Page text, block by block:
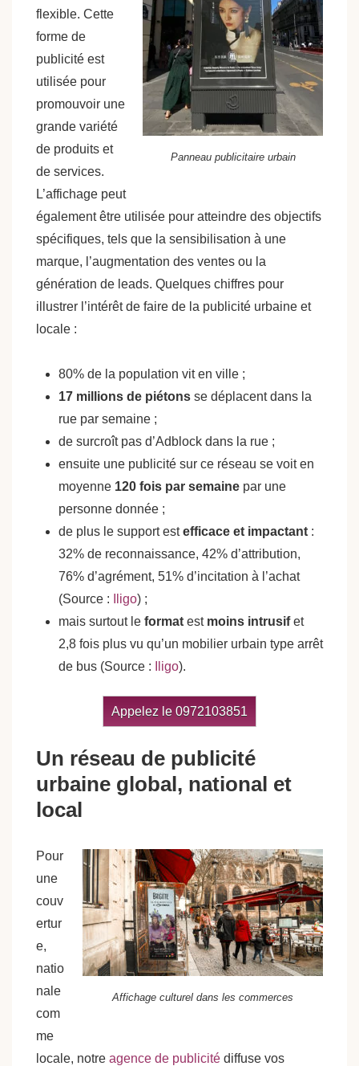
Panneau publicitaire urbain
flexible. Cette
forme de
publicité est
utilisée pour
promouvoir une
grande variété
de produits et
de services.
L’affichage peut
également être utilisée pour atteindre des objectifs
spécifiques, tels que la sensibilisation à une
marque, l’augmentation des ventes ou la
génération de leads. Quelques chiffres pour
illustrer l’intérêt de faire de la publicité urbaine et
locale :
80% de la population vit en ville ;
17 millions de piétons se déplacent dans la
rue par semaine ;
de surcroît pas d’Adblock dans la rue ;
ensuite une publicité sur ce réseau se voit en
moyenne 120 fois par semaine par une
personne donnée ;
de plus le support estefficace et impactant :
32% de reconnaissance, 42% d’attribution,
76% d’agrément, 51% d’incitation à l’achat
(Source :
Iligo) ;
mais surtout le format est moins intrusifet
2,8 fois plus vu qu’un mobilier urbain type arrêt
de bus (Source :
Iligo).
Appelez le 0972103851
Un réseau de publicité
urbaine global, national et
local
Affichage culturel dans les commerces
Pour
une
couv
ertur
e,
natio
nale
com
me
locale, notre agence de publicité diffuse vos